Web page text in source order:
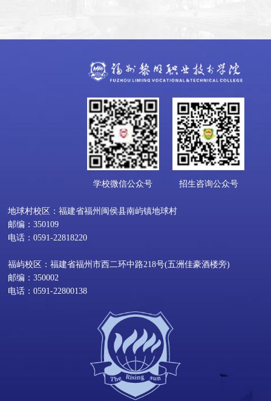
学校微信公众号 招生咨询公众号
地球村校区：福建省福州闽侯县南屿镇地球村
邮编：350109
电话：0591-22818220
福屿校区：福建省福州市西二环中路218号(五洲佳豪酒楼旁)
邮编：350002
电话：0591-22800138